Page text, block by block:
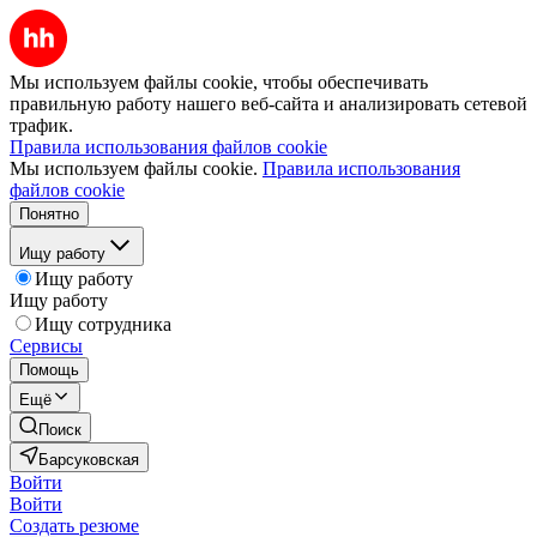
Мы используем файлы cookie, чтобы обеспечивать
правильную работу нашего веб-сайта и анализировать сетевой
трафик.
Правила использования файлов cookie
Мы используем файлы cookie. Правила использования
файлов cookie
Понятно
Ищу работу
Ищу работу
Ищу работу
Ищу сотрудника
Сервисы
Помощь
Ещё
Поиск
Барсуковская
Войти
Войти
Создать резюме